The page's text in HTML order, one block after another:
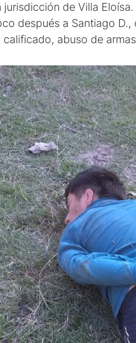
de Villa
después a Santiago
abuso de